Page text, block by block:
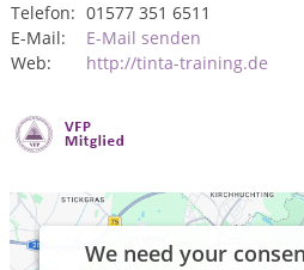
Telefon: 01577 351 6511
E-Mail:
E-Mail senden
Web:
http://tinta-training.de
We need your